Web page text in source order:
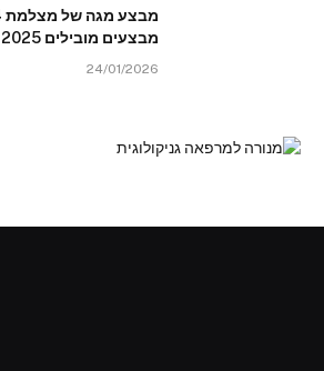
מבצעים מובילים 2025
24/01/2026